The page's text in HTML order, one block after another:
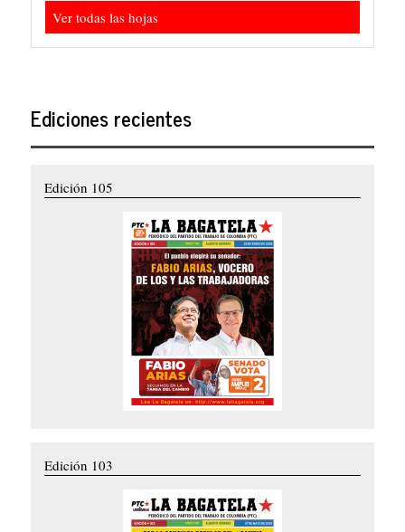
Ver todas las hojas
Ediciones recientes
Edición 105
Edición 103